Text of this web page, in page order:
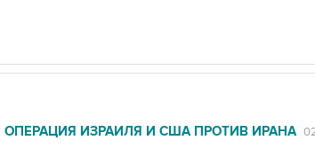
ОПЕРАЦИЯ ИЗРАИЛЯ И США ПРОТИВ ИРАНА